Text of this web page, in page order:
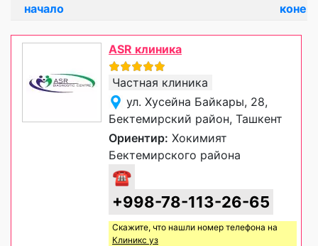
начало
конец
ASR клиника
Частная клиника
ул. Хусейна Байкары, 28,
Бектемирский район, Ташкент
Ориентир: Хокимият
Бектемирского района
☎
+998-78-113-26-65
Скажите, что нашли номер телефона на
Клиникс уз